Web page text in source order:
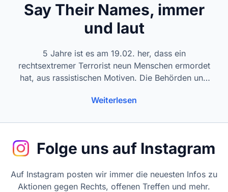
Say Their Names, immer
und laut
5 Jahre ist es am 19.02. her, dass ein
rechtsextremer Terrorist neun Menschen ermordet
hat, aus rassistischen Motiven. Die Behörden und
heute Gerechtigkeit und Aufklärung schuldig.
Weiterlesen
Folge uns auf Instagram
Auf Instagram posten wir immer die neuesten Infos zu
Aktionen gegen Rechts, offenen Treffen und mehr.